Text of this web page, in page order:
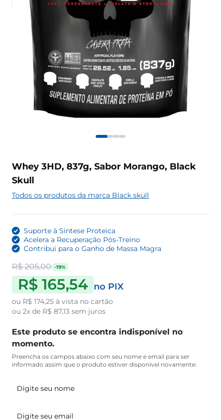
Whey 3HD, 837g, Sabor Morango, Black
Skull
Todos os produtos da marca Black skull
Suporte à Síntese Proteica
Acelera a Recuperação Pós-Treino
Contribui para o Ganho de Massa Magra
R$ 205,00 -19%
R$ 165,54 no PIX
ou R$ 174,25 à vista no cartão
ou 2x de R$ 87,13 sem juros
Este produto se encontra indisponível no
momento.
Preencha os campos abaixo com seu nome e email para ser
informado assim que o produto estiver disponível novamente: